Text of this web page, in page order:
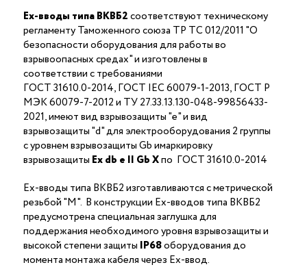
Ex-вводы типа ВКВБ2соответствуют техническому
регламенту Таможенного союза ТР ТС 012/2011 "О
безопасности оборудования для работы во
взрывоопасных средах" и изготовлены в
соответствии с требованиями
ГОСТ 31610.0-2014, ГОСТ IEC 60079-1-2013, ГОСТ Р
МЭК 60079-7-2012 и ТУ 27.33.13.130-048-99856433-
2021, имеют вид взрывозащиты "е" и вид
взрывозащиты "d" для электрооборудования 2 группы
с уровнем взрывозащиты Gb имаркировку
взрывозащиты Ехdb е II Gb Xпо ГОСТ 31610.0-2014
Ex-вводы типа ВКВБ2 изготавливаются с метрической
резьбой "M". В конструкции Ex-вводов типа ВКВБ2
предусмотрена специальная заглушка для
поддержания необходимого уровня взрывозащиты и
высокой степени защиты IP68оборудования до
момента монтажа кабеля через Ex-ввод.